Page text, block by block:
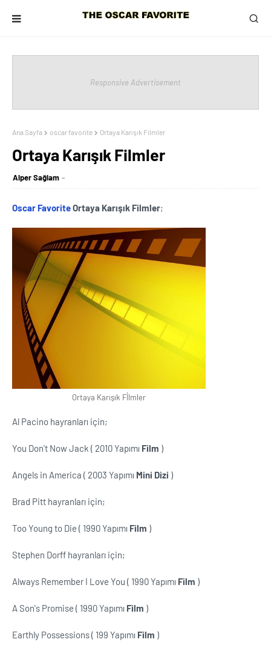
Responsive Advertisement
Ana Sayfa oscar favorite Ortaya Karışık Filmler
Ortaya Karışık Filmler
Alper Sağlam
Oscar FavoriteOrtaya Karışık Filmler;
Ortaya Karışık Fİlmler
Al Pacino hayranları için;
You Don't Now Jack ( 2010 Yapımı Film )
Angels in America ( 2003 Yapımı Mini Dizi )
Brad Pitt hayranları için;
Too Young to Die ( 1990 Yapımı Film )
Stephen Dorff hayranları için;
Always Remember I Love You ( 1990 Yapımı Film )
A Son's Promise ( 1990 Yapımı Film )
Earthly Possessions ( 199 Yapımı Film )